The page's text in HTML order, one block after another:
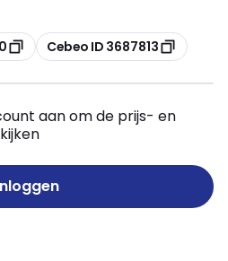
Kopiëren
Cebeo ID 3687813
aan om de prijs- en